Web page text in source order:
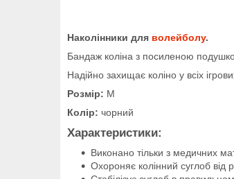
Наколінники для волейболу.
Бандаж коліна з посиленою
Надійно захищає коліно у всіх
Розмір: M
Колір: чорний
Характеристики:
Виконано тільки з медичних
Охороняє колінний суглоб від